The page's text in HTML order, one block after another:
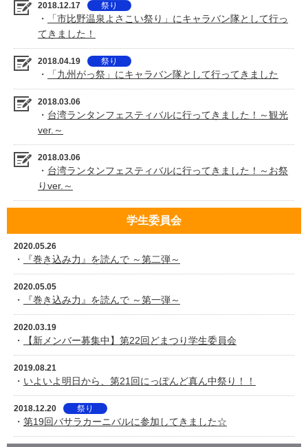
2018.12.17 祭り
・
「市比野温泉よさこい祭り」にキャラバン隊として行っ
てきました！
2018.04.19 祭り
・ 「九州がっ祭」にキャラバン隊として行ってきました
2018.03.06
・ 台湾ランタンフェスティバルに行ってきました！～観光
ver.～
2018.03.06
・ 台湾ランタンフェスティバルに行ってきました！～お祭
りver.～
学生委員会
2020.05.26
・ 『巻き込み力』を読んで ～第二弾～
2020.05.05
・ 『巻き込み力』を読んで ～第一弾～
2020.03.19
・ 【新メンバー募集中】第22回どまつり学生委員会
2019.08.21
・ いよいよ明日から、第21回にっぽんど真ん中祭り！！
2018.12.20 祭り
・ 第19回バサラカーニバルに参加してきました☆